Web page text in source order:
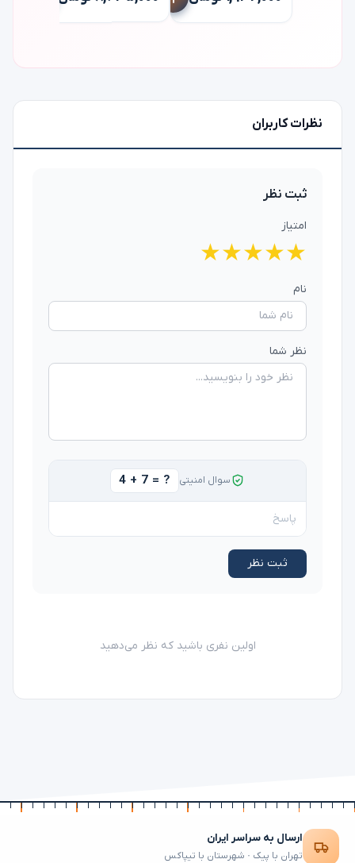
نظرات کاربران
ثبت نظر
امتیاز
★
★
★
★
★
نام
نظر شما
سوال امنیتی 4 + 7 = ?
ثبت نظر
اولین نفری باشید که نظر می‌دهید
ارسال به سراسر ایران
تهران با پیک · شهرستان با تیپاکس